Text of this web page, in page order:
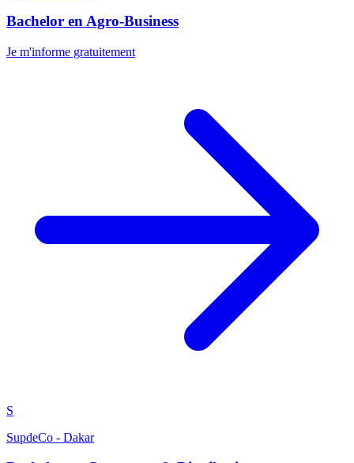
Bachelor en Agro-Business
Je m'informe gratuitement
S
SupdeCo - Dakar